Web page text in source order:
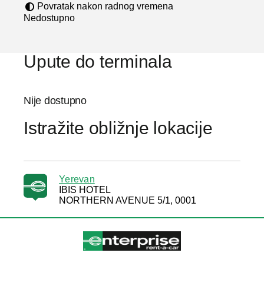
Povratak nakon radnog vremena
Nedostupno
Upute do terminala
Nije dostupno
Istražite obližnje lokacije
Yerevan
IBIS HOTEL
NORTHERN AVENUE 5/1, 0001